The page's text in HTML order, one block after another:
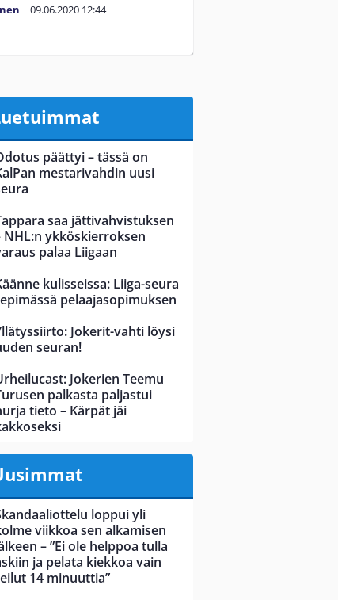
| 09.06.2020 12:44
päättyi – tässä on
mestarivahdin uusi
saa jättivahvistuksen
NHL:n ykköskierroksen
palaa Liigaan
kulisseissa: Liiga-seura
pelaajasopimuksen
Jokerit-vahti löysi
seuran!
Jokerien Teemu
palkasta paljastui
tieto – Kärpät jäi
loppui yli
viikkoa sen alkamisen
– ”Ei ole helppoa tulla
ja pelata kiekkoa vain
14 minuuttia”